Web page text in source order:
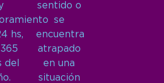
hs,
del
sentido o
se
encuentra
atrapado
en una
situación